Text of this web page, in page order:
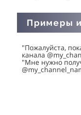
Примеры
"Пожалуйста,
канала
"Мне нужно